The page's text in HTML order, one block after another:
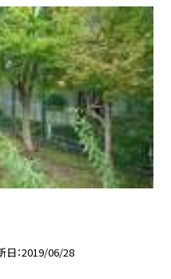
日 2019/06/28